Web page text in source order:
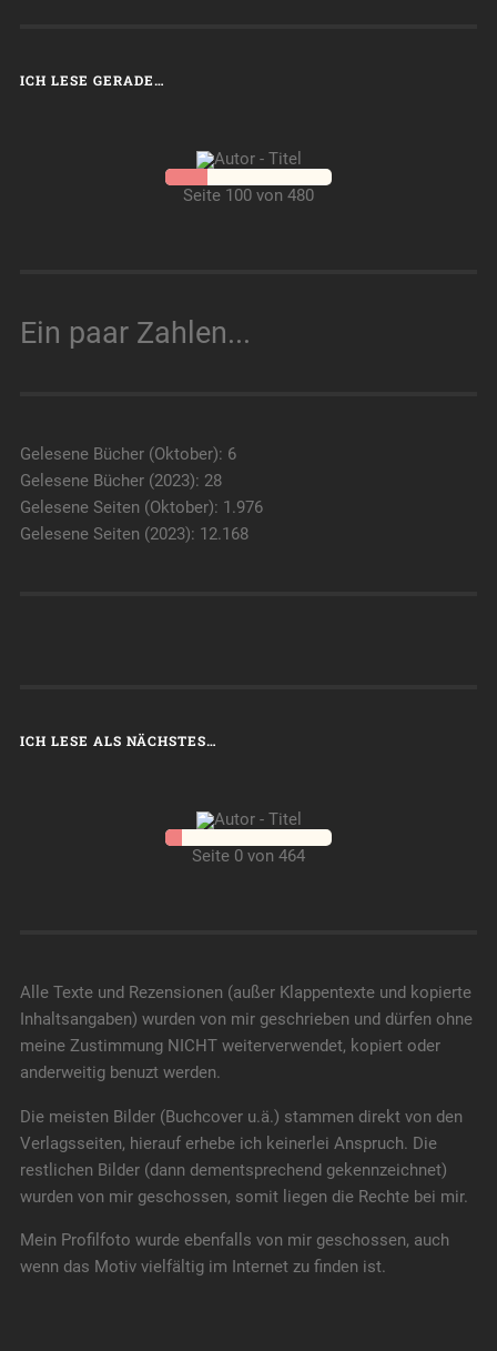
ICH LESE GERADE…
Seite 100 von 480
Ein paar Zahlen...
Gelesene Bücher (Oktober): 6
Gelesene Bücher (2023): 28
Gelesene Seiten (Oktober): 1.976
Gelesene Seiten (2023): 12.168
ICH LESE ALS NÄCHSTES…
Seite 0 von 464
Alle Texte und Rezensionen (außer Klappentexte und kopierte
Inhaltsangaben) wurden von mir geschrieben und dürfen ohne
meine Zustimmung NICHT weiterverwendet, kopiert oder
anderweitig benuzt werden.
Die meisten Bilder (Buchcover u.ä.) stammen direkt von den
Verlagsseiten, hierauf erhebe ich keinerlei Anspruch. Die
restlichen Bilder (dann dementsprechend gekennzeichnet)
wurden von mir geschossen, somit liegen die Rechte bei mir.
Mein Profilfoto wurde ebenfalls von mir geschossen, auch
wenn das Motiv vielfältig im Internet zu finden ist.